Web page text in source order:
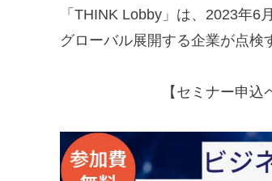
「THINK Lobby」は、2023年
グローバル展開する企業が点検
【セミナー申込ペ